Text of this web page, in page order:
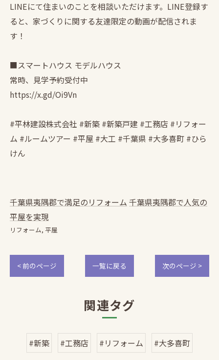
LINEにて住まいのことを相談いただけます。LINE登録す
ると、家づくりに関する友達限定の動画が配信されま
す！
■スマートハウス モデルハウス
常時、見学予約受付中
https://x.gd/Oi9Vn
#平林建設株式会社 #新築 #新築戸建 #工務店 #リフォー
ム #ルームツアー #平屋 #大工 #千葉県 #大多喜町 #ひら
けん
千葉県夷隅郡で満足のリフォーム 千葉県夷隅郡で人気の
平屋を実現
リフォーム 平屋
< 前のページ 一覧に戻る 次のページ >
関連タグ
#新築 #工務店 #リフォーム #大多喜町